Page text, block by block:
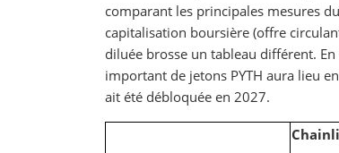
comparant les principales mesures
capitalisation boursière (offre
diluée brosse un tableau différent.
important de jetons PYTH aura lieu
ait été débloquée en 2027.